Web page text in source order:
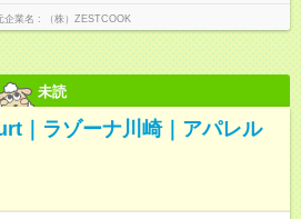
企業名 （株）ZESTCOOK
未読
｜ラゾーナ川崎｜アパレル